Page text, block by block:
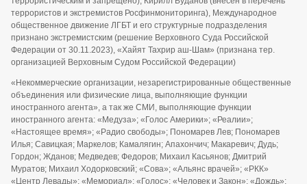
террористов и экстремистов Росфинмониторинга), Международное
общественное движение ЛГБТ и его структурные подразделения
признано экстремистским (решение Верховного Суда Российской
Федерации от 30.11.2023), «Хайят Тахрир аш-Шам» (признана тер.
организацией Верховным Судом Российской Федерации)
«Некоммерческие организации, незарегистрированные общественные
объединения или физические лица, выполняющие функции
иностранного агента», а так же СМИ, выполняющие функции
иностранного агента: «Медуза»; «Голос Америки»; «Реалии»;
«Настоящее время»; «Радио свободы»; Пономарев Лев; Пономарев
Илья; Савицкая; Маркелов; Камалягин; Апахончич; Макаревич; Дудь;
Гордон; Жданов; Медведев; Федоров; Михаил Касьянов; Дмитрий
Муратов; Михаил Ходорковский; «Сова»; «Альянс врачей»; «РКК»
«Центр Левады»; «Мемориал»; «Голос»; «Человек и Закон»; «Дождь»;